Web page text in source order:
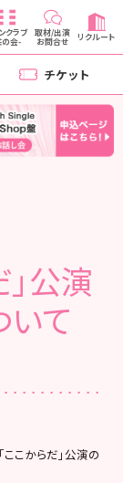
クラブ
の会-
取材/出演
お問合せ リクルート
チケット
公演
て
こからだ」公演の